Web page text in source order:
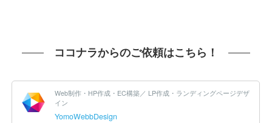
ココナラからのご依頼はこちら！